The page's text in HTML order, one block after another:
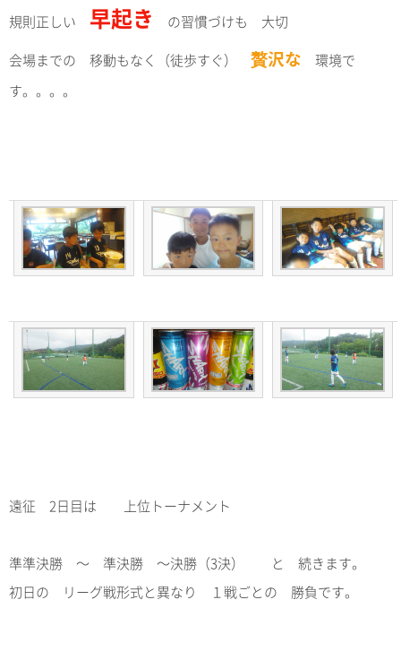
規則正しい 早起き
の習慣づけも 大切
会場までの 移動もなく（徒歩すぐ） 贅沢な 環境で
す。。。。
遠征 2日目は 上位トーナメント
準準決勝 ～ 準決勝 ～決勝（3決） と 続きます。
初日の リーグ戦形式と異なり １戦ごとの 勝負です。